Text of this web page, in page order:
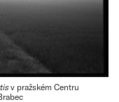
v pražském Centru